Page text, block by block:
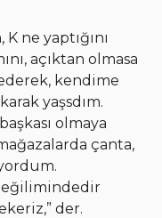
ne yaptığını
açıktan olmasa
kendime
yaşsdım.
olmaya
çanta,
eğilimindedir
der.